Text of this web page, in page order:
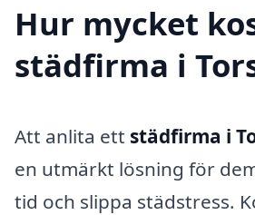
Hur mycket
städfirma i
Att anlita ett städfirma i
en utmärkt lösning för
tid och slippa städstress.